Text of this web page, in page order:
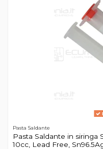
Pasta Saldante
Pasta Saldante in siringa
10cc, Lead Free,